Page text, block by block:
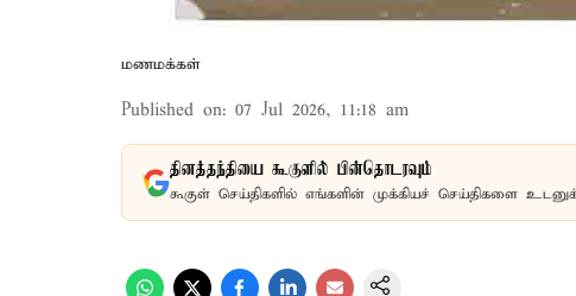
மணமக்கள்
Published on: 07 Jul 2026, 11:18 am
தினத்தந்தியை கூகுளில் பின்தொடரவும்
கூகுள் செய்திகளில் எங்களின் முக்கியச் செய்திகளை